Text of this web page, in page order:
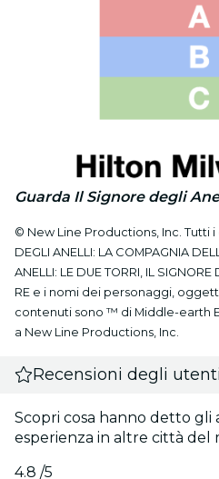
Guarda Il Signore degli
© New Line Productions, Inc. Tutti i
DEGLI ANELLI: LA COMPAGNIA
ANELLI: LE DUE TORRI, IL SIGNORE
RE e i nomi dei personaggi,
contenuti sono ™ di Middle-earth
a New Line Productions, Inc.
Recensioni degli utenti
Scopri cosa hanno detto gli
esperienza in altre città del
4.8 /5